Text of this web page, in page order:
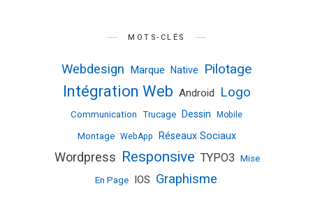
MOTS-CLÉS
Webdesign Marque Native Pilotage
Intégration Web Android Logo
Communication Trucage Dessin Mobile
Montage WebApp Réseaux Sociaux
Wordpress Responsive TYPO3 Mise
En Page IOS Graphisme